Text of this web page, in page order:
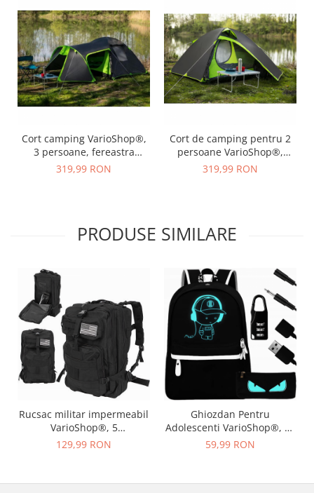
Cort camping VarioShop®,
3 persoane, fereastra
ventilatie, plasa tantari,
319,99 RON
Cort de camping pentru 2
persoane VarioShop®,
Impermeabil, Usor de
319,99 RON
PRODUSE SIMILARE
Rucsac militar impermeabil
VarioShop®, 5
compartimente, sistem de
potrivit pentru calatorii,
129,99 RON
Ghiozdan Pentru
Adolescenti VarioShop®, cu
Design Fosforescent,
Lacat cu Cifru, Penar,
59,99 RON